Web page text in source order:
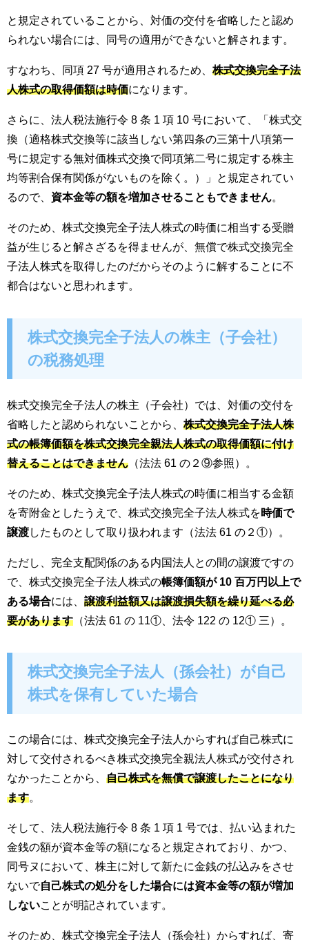
と規定されていることから、対価の交付を省略したと認め
られない場合には、同号の適用ができないと解されます。
すなわち、同項 27 号が適用されるため、 株式交換完全子法
人株式の取得価額は時価になります。
さらに、法人税法施行令 8 条 1 項 10 号において、「株式交
換（適格株式交換等に該当しない第四条の三第十八項第一
号に規定する無対価株式交換で同項第二号に規定する株主
均等割合保有関係がないものを除く。）」と規定されてい
るので、 資本金等の額を増加させることもできません。
そのため、株式交換完全子法人株式の時価に相当する受贈
益が生じると解さざるを得ませんが、無償で株式交換完全
子法人株式を取得したのだからそのように解することに不
都合はないと思われます。
株式交換完全子法人の株主（子会社）
の税務処理
株式交換完全子法人の株主（子会社）では、対価の交付を
省略したと認められないことから、 株式交換完全子法人株
式の帳簿価額を株式交換完全親法人株式の取得価額に付け
替えることはできません （法法 61 の２⑨参照）。
そのため、株式交換完全子法人株式の時価に相当する金額
を寄附金としたうえで、株式交換完全子法人株式を時価で
譲渡したものとして取り扱われます（法法 61 の２①）。
ただし、完全支配関係のある内国法人との間の譲渡ですの
で、株式交換完全子法人株式の帳簿価額が 10 百万円以上で
ある場合には、 譲渡利益額又は譲渡損失額を繰り延べる必
要があります （法法 61 の 11①、法令 122 の 12① 三）。
株式交換完全子法人（孫会社）が自己
株式を保有していた場合
この場合には、株式交換完全子法人からすれば自己株式に
対して交付されるべき株式交換完全親法人株式が交付され
なかったことから、 自己株式を無償で譲渡したことになり
ます
そして、法人税法施行令 8 条 1 項 1 号では、払い込まれた
金銭の額が資本金等の額になると規定されており、かつ、
同号ヌにおいて、株主に対して新たに金銭の払込みをさせ
ないで自己株式の処分をした場合には資本金等の額が増加
しない ことが明記されています。
そのため、株式交換完全子法人（孫会社）からすれば、寄